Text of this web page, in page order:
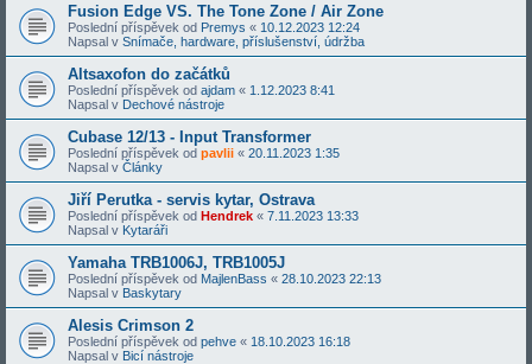
Fusion Edge VS. The Tone Zone / Air Zone
Poslední příspěvek od Premys « 10.12.2023 12:24
Napsal v Snímače, hardware, příslušenství, údržba
Altsaxofon do začátků
Poslední příspěvek od ajdam « 1.12.2023 8:41
Napsal v Dechové nástroje
Cubase 12/13 - Input Transformer
Poslední příspěvek od pavlii « 20.11.2023 1:35
Napsal v Články
Jiří Perutka - servis kytar, Ostrava
Poslední příspěvek od Hendrek « 7.11.2023 13:33
Napsal v Kytaráři
Yamaha TRB1006J, TRB1005J
Poslední příspěvek od MajlenBass « 28.10.2023 22:13
Napsal v Baskytary
Alesis Crimson 2
Poslední příspěvek od pehve « 18.10.2023 16:18
Napsal v Bicí nástroje